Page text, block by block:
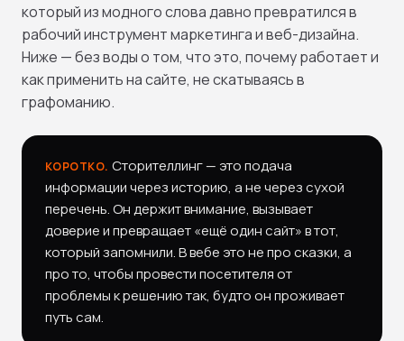
который из модного слова давно превратился в
рабочий инструмент маркетинга и веб-дизайна.
Ниже — без воды о том, что это, почему работает и
как применить на сайте, не скатываясь в
графоманию.
КОРОТКО. Сторителлинг — это подача
информации через историю, а не через сухой
перечень. Он держит внимание, вызывает
доверие и превращает «ещё один сайт» в тот,
который запомнили. В вебе это не про сказки, а
про то, чтобы провести посетителя от
проблемы к решению так, будто он проживает
путь сам.